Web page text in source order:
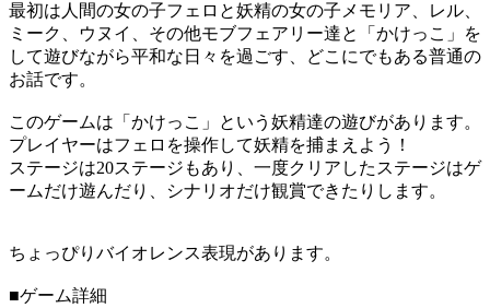
最初は人間の女の子フェロと妖精の女の子メモリア、レル、
ミーク、ウヌイ、その他モブフェアリー達と「かけっこ」を
して遊びながら平和な日々を過ごす、どこにでもある普通の
お話です。
このゲームは「かけっこ」という妖精達の遊びがあります。
プレイヤーはフェロを操作して妖精を捕まえよう！
ステージは20ステージもあり、一度クリアしたステージはゲ
ームだけ遊んだり、シナリオだけ観賞できたりします。
ちょっぴりバイオレンス表現があります。
■ゲーム詳細